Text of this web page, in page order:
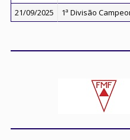
21/09/2025
1ª Divisão